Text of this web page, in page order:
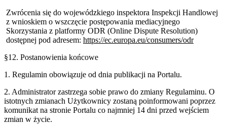
Zwrócenia się do wojewódzkiego inspektora Inspekcji Handlowej
z wnioskiem o wszczęcie postępowania mediacyjnego
Skorzystania z platformy ODR (Online Dispute Resolution)
dostępnej pod adresem: https://ec.europa.eu/consumers/odr
§12. Postanowienia końcowe
1. Regulamin obowiązuje od dnia publikacji na Portalu.
2. Administrator zastrzega sobie prawo do zmiany Regulaminu. O
istotnych zmianach Użytkownicy zostaną poinformowani poprzez
komunikat na stronie Portalu co najmniej 14 dni przed wejściem
zmian w życie.